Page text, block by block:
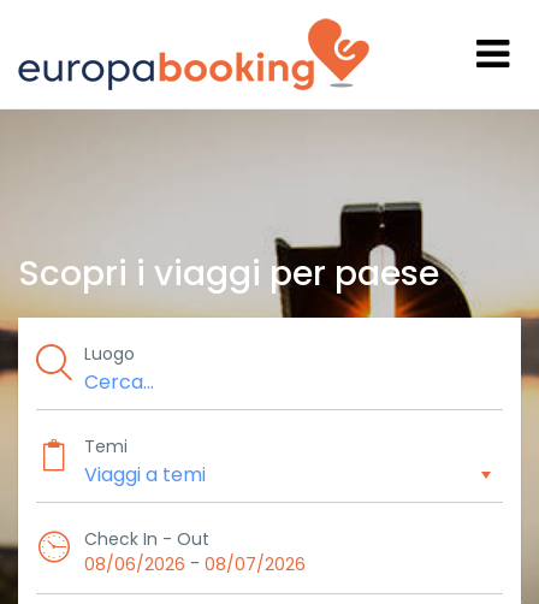
Scopri i viaggi per paese
Luogo
Temi
Check In - Out
08/06/2026 - 08/07/2026